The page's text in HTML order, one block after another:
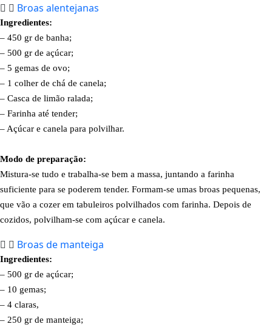
Broas alentejanas
Ingredientes:
– 450 gr de banha;
– 500 gr de açúcar;
– 5 gemas de ovo;
– 1 colher de chá de canela;
– Casca de limão ralada;
– Farinha até tender;
– Açúcar e canela para polvilhar.
Modo de preparação:
Mistura-se tudo e trabalha-se bem a massa, juntando a farinha
suficiente para se poderem tender. Formam-se umas broas pequenas,
que vão a cozer em tabuleiros polvilhados com farinha. Depois de
cozidos, polvilham-se com açúcar e canela.
Broas de manteiga
Ingredientes:
– 500 gr de açúcar;
– 10 gemas;
– 4 claras,
– 250 gr de manteiga;